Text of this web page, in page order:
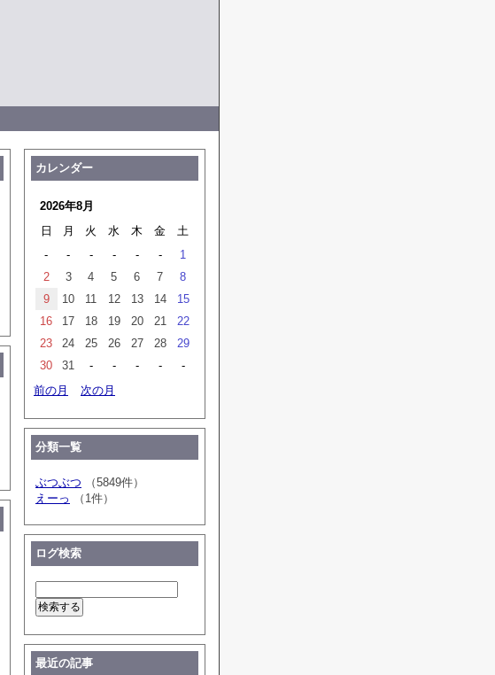
カレンダー
2026年8月
日
月 火 水 木 金
土
-
- - - - -
1
2
3 4 5 6 7
8
9
10 11 12 13 14
15
16
17 18 19 20 21
22
23
24 25 26 27 28
29
30
31 - - - -
-
前の月
次の月
分類一覧
ぶつぶつ （5849件）
えーっ
（1件）
ログ検索
最近の記事